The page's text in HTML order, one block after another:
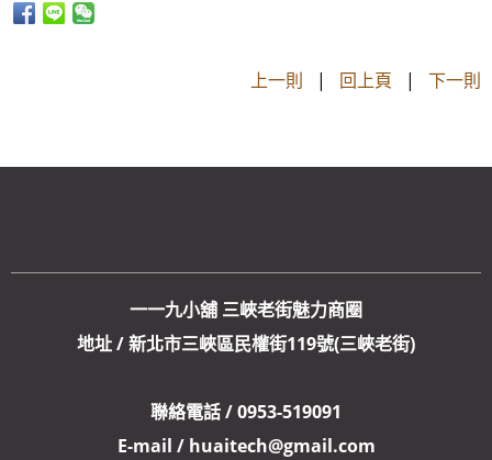
上一則 | 回上頁 | 下一則
一一九小舖 三峽老街魅力商圈
地址 / 新北市三峽區民權街119號(三峽老街)
聯絡電話 / 0953-519091
E-mail / huaitech@gmail.com